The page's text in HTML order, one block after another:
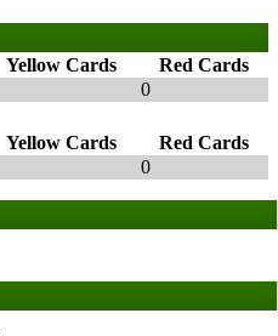
Yellow Cards
Red Cards
0
Yellow Cards
Red Cards
0